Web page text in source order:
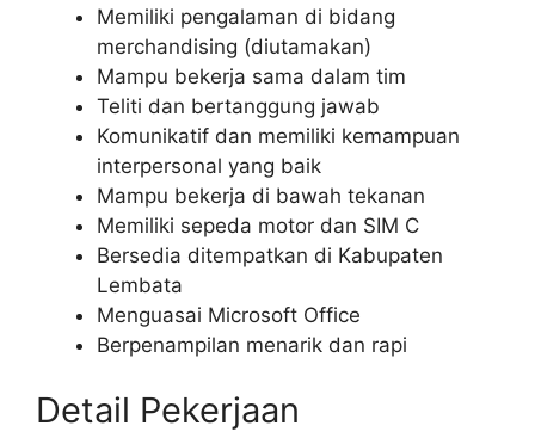
Memiliki pengalaman di bidang
merchandising (diutamakan)
Mampu bekerja sama dalam tim
Teliti dan bertanggung jawab
Komunikatif dan memiliki kemampuan
interpersonal yang baik
Mampu bekerja di bawah tekanan
Memiliki sepeda motor dan SIM C
Bersedia ditempatkan di Kabupaten
Lembata
Menguasai Microsoft Office
Berpenampilan menarik dan rapi
Detail Pekerjaan